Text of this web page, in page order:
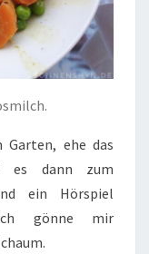
ehe das
es dann zum
ein Hörspiel
gönne mir